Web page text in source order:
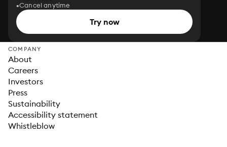
Cancel anytime
Try now
COMPANY
About
Careers
Investors
Press
Sustainability
Accessibility statement
Whistleblow